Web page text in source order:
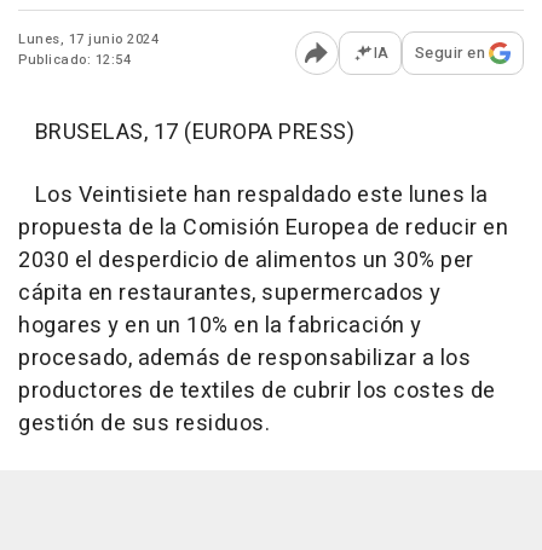
Lunes, 17 junio 2024
Publicado: 12:54
Abrir opciones para
IA Seguir en
BRUSELAS, 17 (EUROPA PRESS)
Los Veintisiete han respaldado este lunes la
propuesta de la Comisión Europea de reducir en
2030 el desperdicio de alimentos un 30% per
cápita en restaurantes, supermercados y
hogares y en un 10% en la fabricación y
procesado, además de responsabilizar a los
productores de textiles de cubrir los costes de
gestión de sus residuos.